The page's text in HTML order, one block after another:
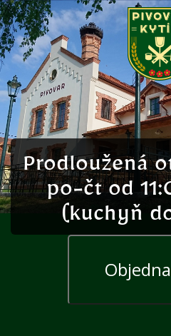
Prodloužená
po-čt od
(kuchyň